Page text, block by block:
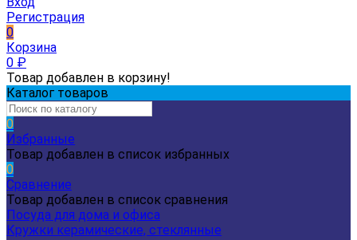
Регистрация
0
Корзина
0 ₽
Товар добавлен в корзину!
Каталог товаров
0
Избранные
Товар добавлен в список избранных
0
Сравнение
Товар добавлен в список сравнения
Посуда для дома и офиса
Кружки керамические, стеклянные